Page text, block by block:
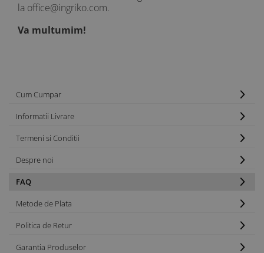
la office@ingriko.com.
Va multumim!
Cum Cumpar
Informatii Livrare
Termeni si Conditii
Despre noi
FAQ
Metode de Plata
Politica de Retur
Garantia Produselor